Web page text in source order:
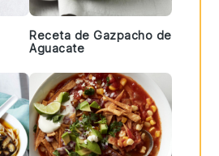
Receta de Gazpacho de
Aguacate